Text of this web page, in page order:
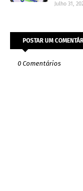
Julho 31,
POSTAR UM
0 Comentários